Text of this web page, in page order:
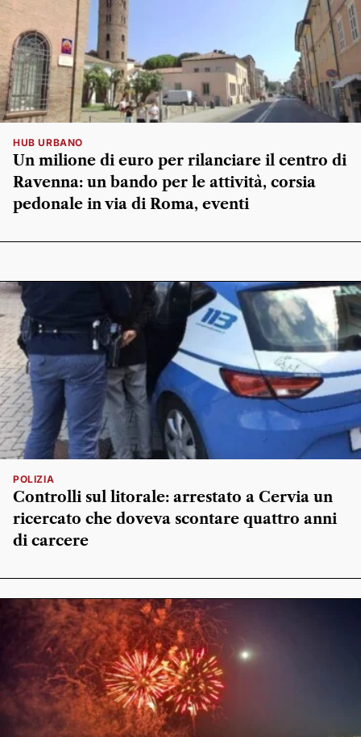
HUB URBANO
Un milione di euro per rilanciare il centro di
Ravenna: un bando per le attività, corsia
pedonale in via di Roma, eventi
POLIZIA
Controlli sul litorale: arrestato a Cervia un
ricercato che doveva scontare quattro anni
di carcere